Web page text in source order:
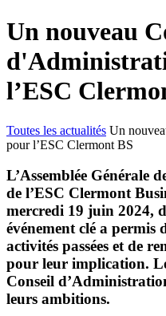
Un nouveau
l’ESC
Toutes les actualités Un
pour l’ESC Clermont BS
L’Assemblée Générale
de l’ESC Clermont
mercredi 19 juin 2024,
événement clé a permis
activités passées et de
pour leur implication.
Conseil
leurs ambitions.